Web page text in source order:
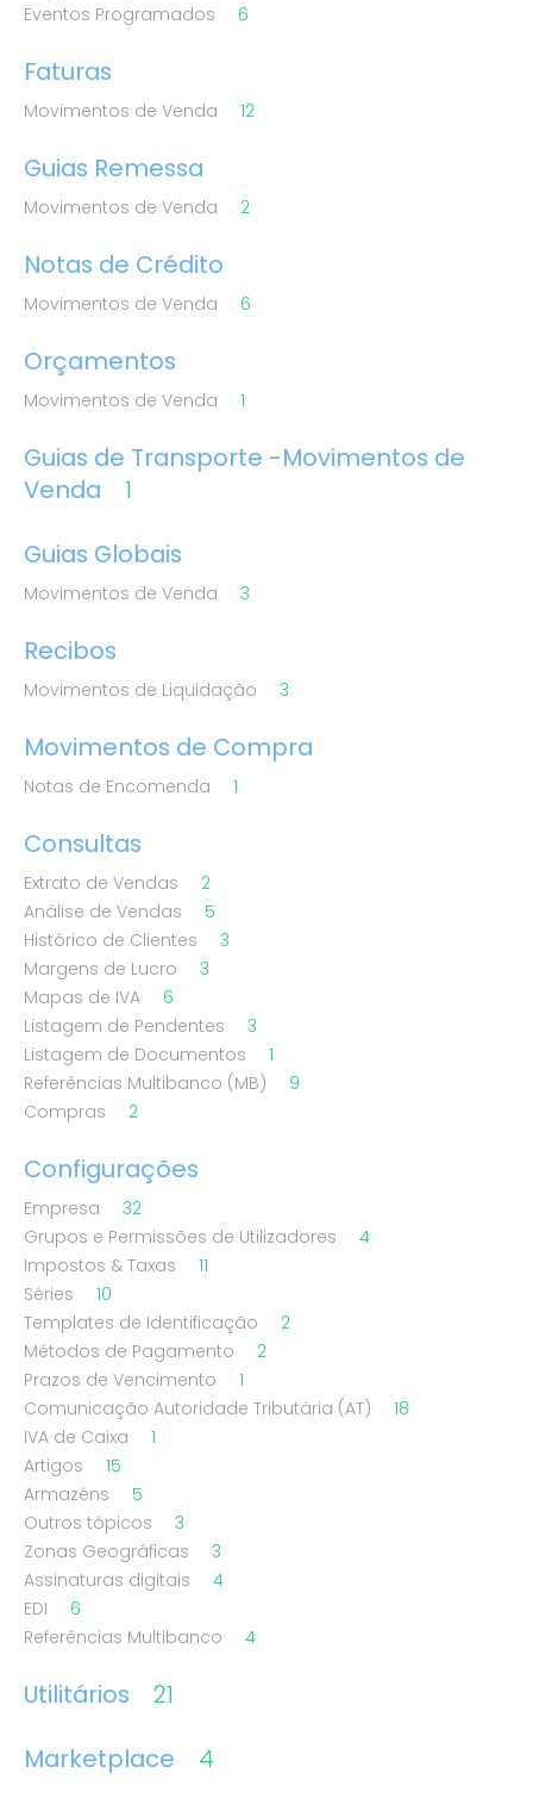
Eventos Programados
6
Faturas
Movimentos de Venda 12
Guias Remessa
Movimentos de Venda 2
Notas de Crédito
Movimentos de Venda 6
Orçamentos
Movimentos de Venda 1
Guias de Transporte -Movimentos de
Venda
1
Guias Globais
Movimentos de Venda 3
Recibos
Movimentos de Liquidação 3
Movimentos de Compra
Notas de Encomenda 1
Consultas
Extrato de Vendas
2
Análise de Vendas
5
Histórico de Clientes
3
Margens de Lucro
3
Mapas de IVA
6
Listagem de Pendentes
3
Listagem de Documentos
1
Referências Multibanco (MB)
9
Compras
2
Configurações
Empresa
32
Grupos e Permissões de Utilizadores
4
Impostos & Taxas
11
Séries
10
Templates de Identificação
2
Métodos de Pagamento
2
Prazos de Vencimento
1
Comunicação Autoridade Tributária (AT)
18
IVA de Caixa
1
Artigos
15
Armazéns
5
Outros tópicos
3
Zonas Geográficas
3
Assinaturas digitais
4
EDI
6
Referências Multibanco
4
Utilitários
21
Marketplace
4